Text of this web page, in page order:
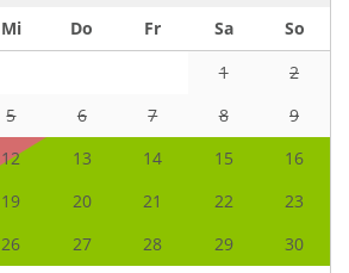
Mi Do Fr Sa
So
1
2
5 6 7 8
9
12 13 14 15
16
19 20 21 22
23
26 27 28 29
30